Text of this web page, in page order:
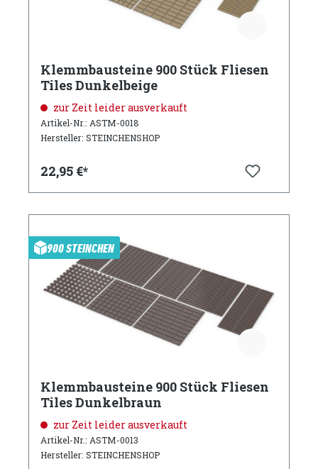
Klemmbausteine 900 Stück Fliesen
Tiles Dunkelbeige
zur Zeit leider ausverkauft
Artikel-Nr.: ASTM-0018
Hersteller: STEINCHENSHOP
22,95 €*
900 STEINCHEN
Klemmbausteine 900 Stück Fliesen
Tiles Dunkelbraun
zur Zeit leider ausverkauft
Artikel-Nr.: ASTM-0013
Hersteller: STEINCHENSHOP